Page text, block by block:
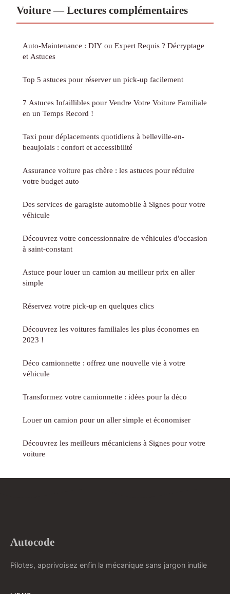
Voiture — Lectures complémentaires
Auto-Maintenance : DIY ou Expert Requis ? Décryptage
et Astuces
Top 5 astuces pour réserver un pick-up facilement
7 Astuces Infaillibles pour Vendre Votre Voiture Familiale
en un Temps Record !
Taxi pour déplacements quotidiens à belleville-en-
beaujolais : confort et accessibilité
Assurance voiture pas chère : les astuces pour réduire
votre budget auto
Des services de garagiste automobile à Signes pour votre
véhicule
Découvrez votre concessionnaire de véhicules d'occasion
à saint-constant
Astuce pour louer un camion au meilleur prix en aller
simple
Réservez votre pick-up en quelques clics
Découvrez les voitures familiales les plus économes en
2023 !
Déco camionnette : offrez une nouvelle vie à votre
véhicule
Transformez votre camionnette : idées pour la déco
Louer un camion pour un aller simple et économiser
Découvrez les meilleurs mécaniciens à Signes pour votre
voiture
Autocode
Pilotes, apprivoisez enfin la mécanique sans jargon inutile